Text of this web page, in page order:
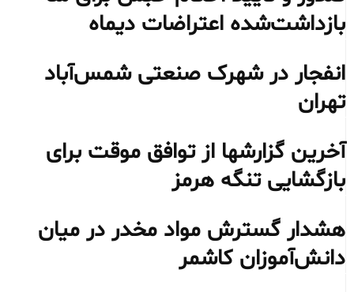
بازداشت‌شده اعتراضات دیماه
انفجار در شهرک صنعتی شمس‌آباد
تهران
آخرین گزارشها از توافق موقت برای
بازگشایی تنگه هرمز
هشدار گسترش مواد مخدر در میان
دانش‌آموزان کاشمر